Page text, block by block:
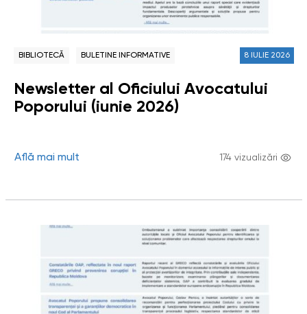
BIBLIOTECĂ BULETINE INFORMATIVE 8 IULIE 2026
Newsletter al Oficiului Avocatului
Poporului (iunie 2026)
Află mai mult 174 vizualizări